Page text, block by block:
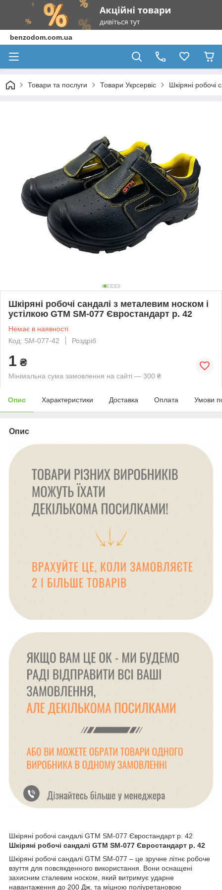
benzodom.com.ua
Товари та послуги Товари Укрсервіс Шкіряні робочі
Шкіряні робочі сандалі з металевим носком і
устілкою GTM SM-077 Євростандарт р. 42
Немає в наявності
Код: SM-077-42
Роздріб
1 ₴
Мінімальна сума замовлення на сайті — 300 ₴
Опис Характеристики Доставка Оплата Умови
Опис
Шкіряні робочі сандалі GTM SM-077 Євростандарт р. 42
Шкіряні робочі сандалі GTM SM-077 Євростандарт р. 42
Шкіряні робочі сандалі GTM SM-077 – це зручне літнє робоче
взуття для повсякденного використання. Вони оснащені
захисним сталевим носком, який витримує ударне
навантаження до 200 Дж, та міцною поліуретановою